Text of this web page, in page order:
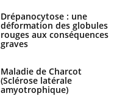
Drépanocytose : une
déformation des globules
rouges aux conséquences
graves
Maladie de Charcot
(Sclérose latérale
amyotrophique)